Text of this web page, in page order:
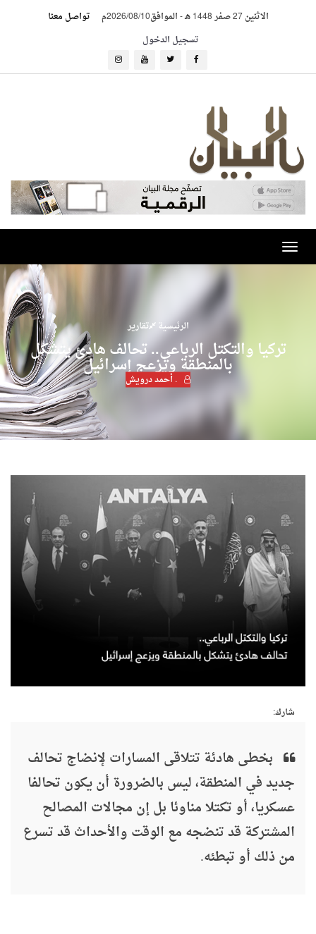
الاثنين 27 صفر 1448 هـ -الموافق2026/08/10م
تواصل معنا
تسجيل الدخول
Toggle
navigation
الرئيسية تقارير
تركيا والتكتل الرباعي.. تحالف هادئ يتشكل
بالمنطقة ويزعج إسرائيل
. أحمد درويش
شارك:
بخطى هادئة تتلاقى المسارات لإنضاج تحالف
جديد في المنطقة، ليس بالضرورة أن يكون تحالفا
عسكريا، أو تكتلا مناوئا بل إن مجالات المصالح
المشتركة قد تنضجه مع الوقت والأحداث قد تسرع
من ذلك أو تبطئه.